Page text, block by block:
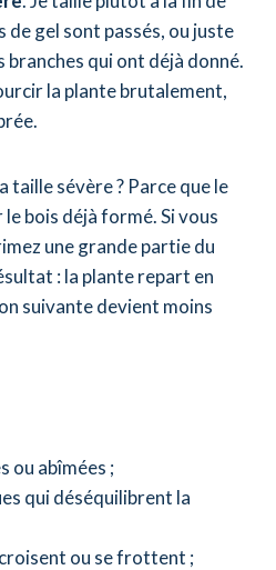
de gel sont passés, ou juste
branches qui ont déjà donné.
la plante brutalement,
sévère ? Parce que le
bois déjà formé. Si vous
une grande partie du
: la plante repart en
suivante devient moins
ou abîmées ;
qui déséquilibrent la
ou se frottent ;